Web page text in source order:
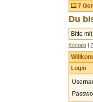
7
Du
Bitte
Kontakt |
Login